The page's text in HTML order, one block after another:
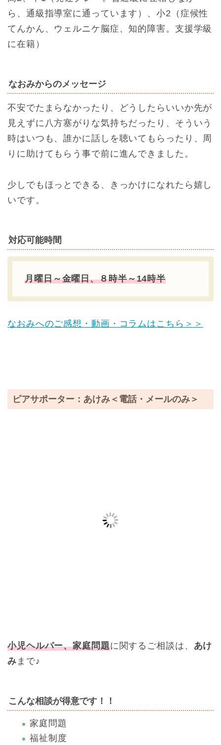
ら、通級指導室に通っています）、小2（症候性
てんかん、ウェルニケ脳症、知的障害。支援学級
に在籍）
なおみからのメッセージ
不安でたまらなかったり、どうしたらいいか先が
見えずに八方塞がりな気持ちだったり、そういう
時はいつも、誰かに話しを聴いてもらったり、周
りに助けてもらう事で前に進んできました。
少しでもほっとできる、きっかけになれたら嬉し
いです。
対応可能時間
月曜日～金曜日、８時半～14時半
なおみへのご感想・動画・コラムはこちら ＞＞
ピアサポーター：あけみ＜電話・メールのみ＞
小児ヘルパー、家庭問題に関するご相談は、 あけ
み まで♪
こんな相談が得意です！！
家庭問題
福祉制度